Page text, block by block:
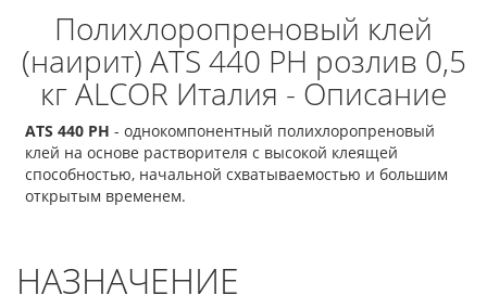
Полихлоропреновый клей
(наирит) ATS 440 PH розлив 0,5
кг ALCOR Италия - Описание
ATS 440 PH - однокомпонентный полихлоропреновый
клей на основе растворителя с высокой клеящей
способностью, начальной схватываемостью и большим
открытым временем.
НАЗНАЧЕНИЕ